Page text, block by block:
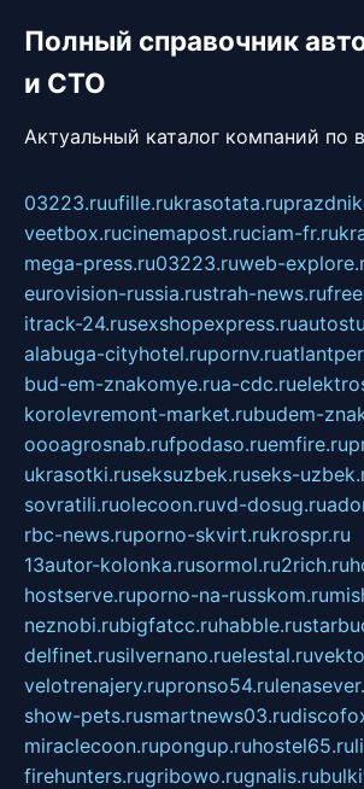
Полный справочник
и СТО
Актуальный каталог компаний по
03223.ruufille.rukrasotata.ru
veetbox.rucinemapost.ruciam-fr.ru
mega-press.ru03223.ruweb-
eurovision-russia.rustrah-news.ru
itrack-24.rusexshopexpress.ru
alabuga-cityhotel.rupornv.ru
bud-em-znakomye.rua-cdc.ru
korolevremont-market.rubudem-
oooagrosnab.rufpodaso.ruemfire.ru
ukrasotki.ruseksuzbek.ruseks-
sovratili.ruolecoon.ruvd-dosug.ru
rbc-news.ruporno-skvirt.rukrospr.ru
13autor-kolonka.rusormol.ru2rich.ru
hostserve.ruporno-na-russkom.ru
neznobi.rubigfatcc.ruhabble.ru
delfinet.rusilvernano.ruelestal.ru
velotrenajery.rupronso54.ru
show-pets.rusmartnews03.ru
miraclecoon.rupongup.ruhostel65.ru
firehunters.rugribowo.rugnalis.ru